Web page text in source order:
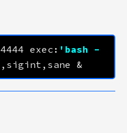
4444 exec: 'bash -